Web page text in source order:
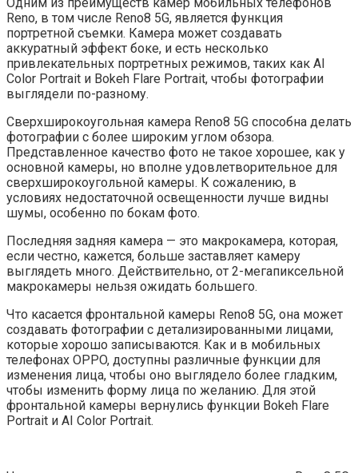
Reno, в том числе Reno8 5G, является функция
портретной съемки. Камера может создавать
аккуратный эффект боке, и есть несколько
привлекательных портретных режимов, таких как AI
Color Portrait и Bokeh Flare Portrait, чтобы фотографии
выглядели по-разному.
Сверхширокоугольная камера Reno8 5G способна делать
фотографии с более широким углом обзора.
Представленное качество фото не такое хорошее, как у
основной камеры, но вполне удовлетворительное для
сверхширокоугольной камеры. К сожалению, в
условиях недостаточной освещенности лучше видны
шумы, особенно по бокам фото.
Последняя задняя камера — это макрокамера, которая,
если честно, кажется, больше заставляет камеру
выглядеть много. Действительно, от 2-мегапиксельной
макрокамеры нельзя ожидать большего.
Что касается фронтальной камеры Reno8 5G, она может
создавать фотографии с детализированными лицами,
которые хорошо записываются. Как и в мобильных
телефонах OPPO, доступны различные функции для
изменения лица, чтобы оно выглядело более гладким,
чтобы изменить форму лица по желанию. Для этой
фронтальной камеры вернулись функции Bokeh Flare
Portrait и AI Color Portrait.